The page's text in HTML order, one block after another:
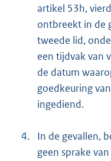
artikel 53h,
ontbreekt in de
tweede lid,
een tijdvak van
de datum
goedkeuring
ingediend.
4.
In de gevallen,
geen sprake